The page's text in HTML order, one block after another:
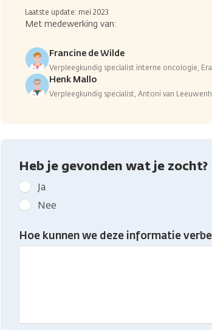
Laatste update: mei 2023
Met medewerking van:
Francine de Wilde
Verpleegkundig specialist interne oncologie,
Henk Mallo
Verpleegkundig specialist, Antoni van
Heb je gevonden wat je zocht?
Geef
kanker.nl
feedback:
Heb
je
Ja
Nee
Hoe kunnen we deze informatie